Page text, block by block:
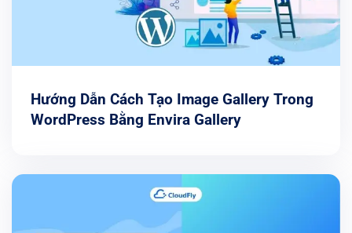
Hướng Dẫn Cách Tạo Image Gallery Trong
WordPress Bằng Envira Gallery